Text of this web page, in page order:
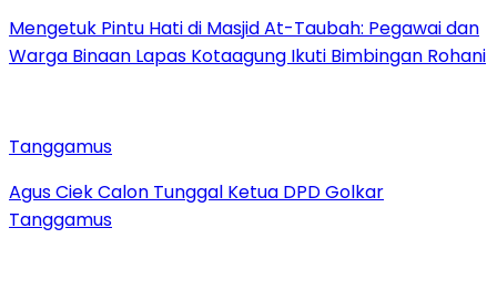
Mengetuk Pintu Hati di Masjid At-Taubah: Pegawai dan
Warga Binaan Lapas Kotaagung Ikuti Bimbingan Rohani
Tanggamus
Agus Ciek Calon Tunggal Ketua DPD Golkar
Tanggamus